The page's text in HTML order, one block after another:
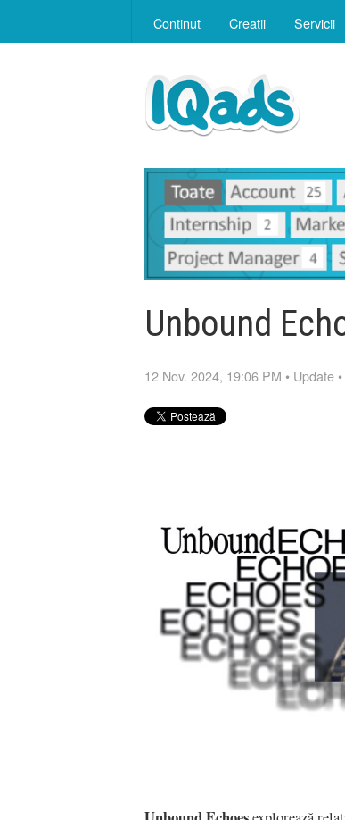
Continut Creatii Servicii
Unbound
12 Nov. 2024, 19:06 PM • Update •